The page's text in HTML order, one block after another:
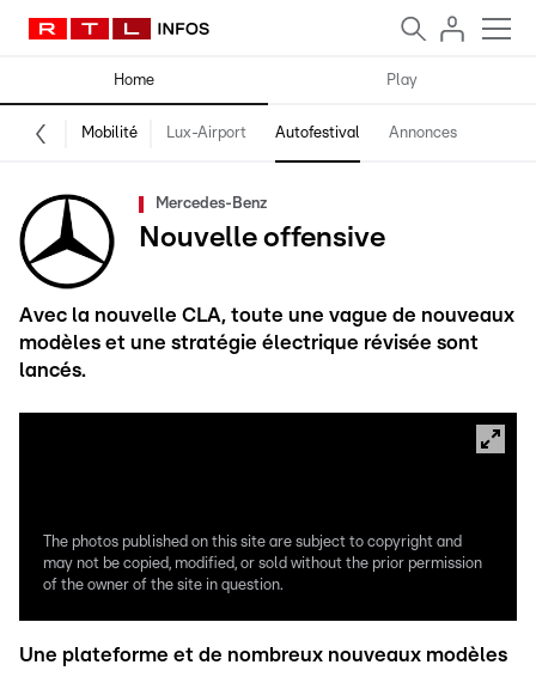
Home Play
Mobilité Lux-Airport Autofestival Annonces
Mercedes-Benz
Nouvelle offensive
Avec la nouvelle CLA, toute une vague de nouveaux
modèles et une stratégie électrique révisée sont
lancés.
The photos published on this site are subject to copyright and
may not be copied, modified, or sold without the prior permission
of the owner of the site in question.
Une plateforme et de nombreux nouveaux modèles